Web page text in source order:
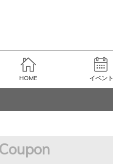
HOME イベント
Coupon